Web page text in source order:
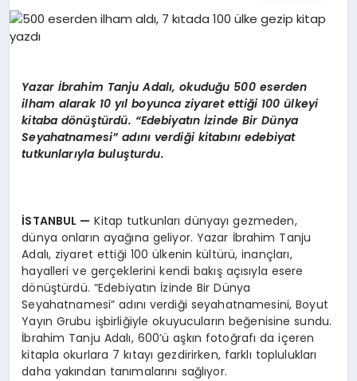
EKONOMI
SIYASET
Yazar İbrahim Tanju Adalı, okuduğu 500 eserden
ilham alarak 10 yıl boyunca ziyaret ettiği 100 ülkeyi
kitaba dönüştürdü. “Edebiyatın İzinde Bir Dünya
Seyahatnamesi” adını verdiği kitabını edebiyat
tutkunlarıyla buluşturdu.
İSTANBUL — Kitap tutkunları dünyayı gezmeden,
dünya onların ayağına geliyor. Yazar İbrahim Tanju
Adalı, ziyaret ettiği 100 ülkenin kültürü, inançları,
hayalleri ve gerçeklerini kendi bakış açısıyla esere
dönüştürdü. “Edebiyatın İzinde Bir Dünya
Seyahatnamesi” adını verdiği seyahatnamesini, Boyut
Yayın Grubu işbirliğiyle okuyucuların beğenisine sundu.
İbrahim Tanju Adalı, 600’ü aşkın fotoğrafı da içeren
kitapla okurlara 7 kıtayı gezdirirken, farklı toplulukları
daha yakından tanımalarını sağlıyor.